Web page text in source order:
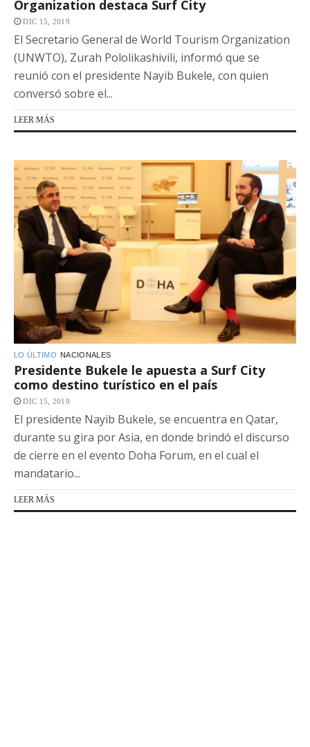
Organization destaca Surf City
DIC 15, 2019
El Secretario General de World Tourism Organization
(UNWTO), Zurah Pololikashivili, informó que se
reunió con el presidente Nayib Bukele, con quien
conversó sobre el...
LEER MÁS
LO ÚLTIMO NACIONALES
Presidente Bukele le apuesta a Surf City
como destino turístico en el país
DIC 15, 2019
El presidente Nayib Bukele, se encuentra en Qatar,
durante su gira por Asia, en donde brindó el discurso
de cierre en el evento Doha Forum, en el cual el
mandatario...
LEER MÁS